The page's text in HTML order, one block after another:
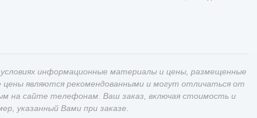
информационные материалы и цены, размещенные
являются рекомендованными и могут отличаться от
на сайте телефонам. Ваш заказ, включая стоимость и
указанный Вами при заказе.